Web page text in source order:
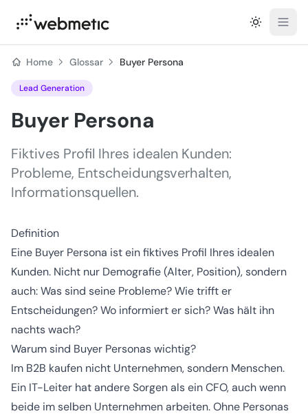
Home Glossar Buyer Persona
Lead Generation
Buyer Persona
Fiktives Profil Ihres idealen Kunden:
Probleme, Entscheidungsverhalten,
Informationsquellen.
Definition
Eine Buyer Persona ist ein fiktives Profil Ihres idealen
Kunden. Nicht nur Demografie (Alter, Position), sondern
auch: Was sind seine Probleme? Wie trifft er
Entscheidungen? Wo informiert er sich? Was hält ihn
nachts wach?
Warum sind Buyer Personas wichtig?
Im B2B kaufen nicht Unternehmen, sondern Menschen.
Ein IT-Leiter hat andere Sorgen als ein CFO, auch wenn
beide im selben Unternehmen arbeiten. Ohne Personas